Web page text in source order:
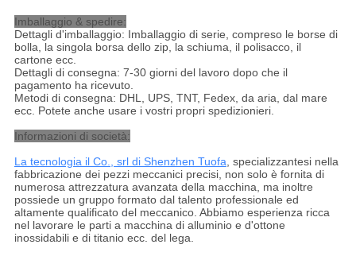
Imballaggio & spedire:
Dettagli d'imballaggio: Imballaggio di serie, compreso le borse di
bolla, la singola borsa dello zip, la schiuma, il polisacco, il
cartone ecc.
Dettagli di consegna: 7-30 giorni del lavoro dopo che il
pagamento ha ricevuto.
Metodi di consegna: DHL, UPS, TNT, Fedex, da aria, dal mare
ecc. Potete anche usare i vostri propri spedizionieri.
Informazioni di società:
La tecnologia il Co., srl di Shenzhen Tuofa, specializzantesi nella
fabbricazione dei pezzi meccanici precisi, non solo è fornita di
numerosa attrezzatura avanzata della macchina, ma inoltre
possiede un gruppo formato dal talento professionale ed
altamente qualificato del meccanico. Abbiamo esperienza ricca
nel lavorare le parti a macchina di alluminio e d'ottone
inossidabili e di titanio ecc. del lega.